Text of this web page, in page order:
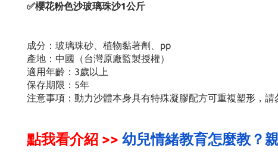
✅櫻花粉色沙玻璃珠沙1公斤
成分：玻璃珠砂、植物黏著劑、pp
產地：中國（台灣原廠監製授權）
適用年齡：3歲以上
保存期限：5年
注意事項：動力沙體本身具有特殊凝膠配方可重複塑形，請
點我看介紹 >> 幼兒情緒教育怎麼教？